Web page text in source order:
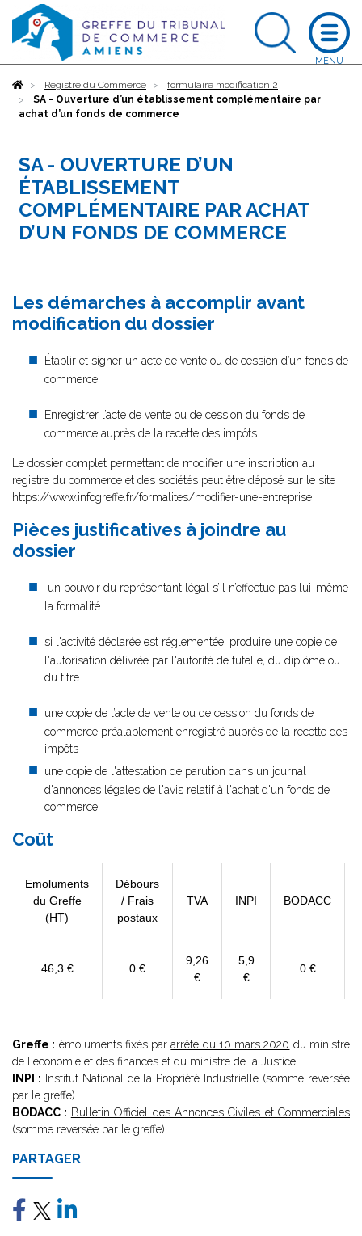
AccueilRegistre du Commerce
formulaire modification 2
SA - Ouverture d’un établissement complémentaire par
achat d’un fonds de commerce
SA - OUVERTURE D’UN
ÉTABLISSEMENT
COMPLÉMENTAIRE PAR ACHAT
D’UN FONDS DE COMMERCE
Les démarches à accomplir avant
modification du dossier
Établir et signer un acte de vente ou de cession d’un fonds de
commerce
Enregistrer l’acte de vente ou de cession du fonds de
commerce auprès de la recette des impôts
Le dossier complet permettant de modifier une inscription au
registre du commerce et des sociétés peut être déposé sur le site
https://www.infogreffe.fr/formalites/modifier-une-entreprise
Pièces justificatives à joindre au
dossier
un pouvoir du représentant légal s’il n’effectue pas lui-même
la formalité
si l'activité déclarée est réglementée, produire une copie de
l'autorisation délivrée par l'autorité de tutelle, du diplôme ou
du titre
une copie de l’acte de vente ou de cession du fonds de
commerce préalablement enregistré auprès de la recette des
impôts
une copie de l'attestation de parution dans un journal
d'annonces légales de l'avis relatif à l'achat d'un fonds de
commerce
Coût
Emoluments
du Greffe
(HT)
Débours
/ Frais
postaux
TVA INPI BODACC
46,3 € 0 €
9,26
€
5,9
€
0 €
Greffe : émoluments fixés pararrêté du 10 mars 2020 du ministre
de l'économie et des finances et du ministre de la Justice
INPI : Institut National de la Propriété Industrielle (somme reversée
par le greffe)
BODACC : Bulletin Officiel des Annonces Civiles et Commerciales
(somme reversée par le greffe)
PARTAGER